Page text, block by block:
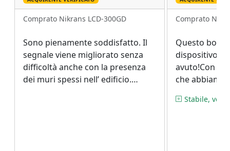
Comprato Nikrans LCD-300GD
Sono pienamente soddisfatto. Il
segnale viene migliorato senza
difficoltà anche con la presenza
dei muri spessi nell’ edificio.
Comprato
Questo
dispositivo di
avuto!Con
che abbiamo
Consente a
Stabile,